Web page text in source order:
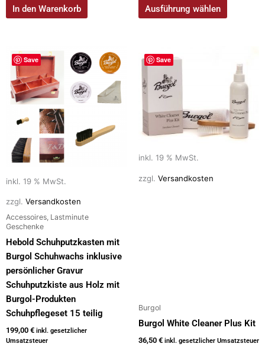
In den Warenkorb Ausführung wählen
Save
inkl. 19 % MwSt.
zzgl. Versandkosten
Accessoires, Lastminute
Geschenke
Hebold Schuhputzkasten mit
Burgol Schuhwachs inklusive
persönlicher Gravur
Schuhputzkiste aus Holz mit
Burgol-Produkten
Schuhpflegeset 15 teilig
199,00 € inkl. gesetzlicher
Umsatzsteuer
Save
inkl. 19 % MwSt.
zzgl. Versandkosten
Burgol
Burgol White Cleaner Plus Kit
36,50 € inkl. gesetzlicher Umsatzsteuer